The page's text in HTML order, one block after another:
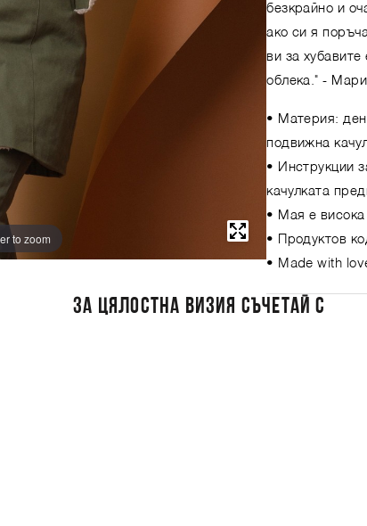
to zoom
безкрайно и
ако си я
ви за хубавите
облека." -
• Материя:
подвижна
• Инструкции
качулката
• Мая е
• Продуктов
• Made with
ЗА ЦЯЛОСТНА ВИЗИЯ СЪЧЕТАЙ С